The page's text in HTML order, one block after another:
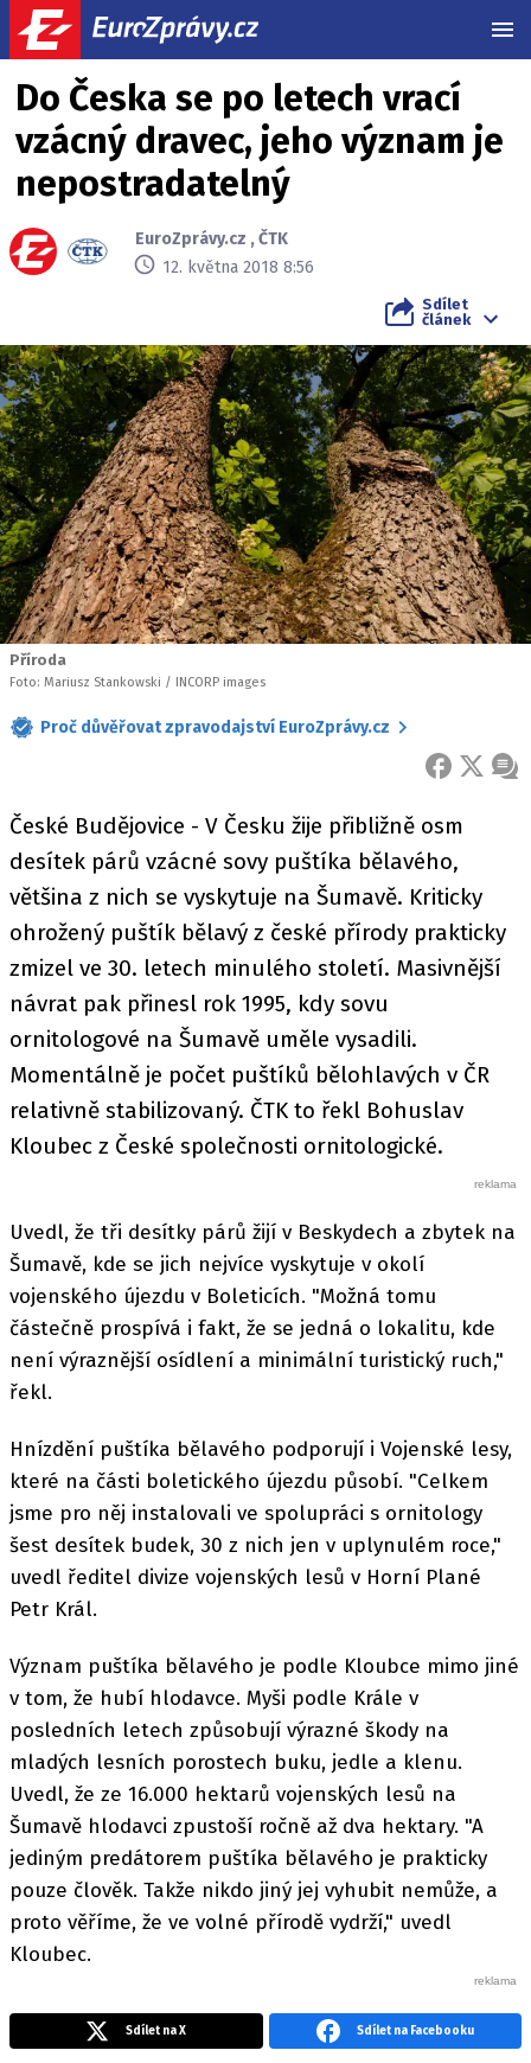
Do Česka se po letech vrací
vzácný dravec, jeho význam je
nepostradatelný
EuroZprávy.cz ,ČTK
12. května 2018 8:56
Sdílet
článek
Příroda
Foto: Mariusz Stankowski / INCORP images
Proč důvěřovat zpravodajství EuroZprávy.cz
FACEBOOK
X
České Budějovice - V Česku žije přibližně osm
desítek párů vzácné sovy puštíka bělavého,
většina z nich se vyskytuje na Šumavě. Kriticky
ohrožený puštík bělavý z české přírody prakticky
zmizel ve 30. letech minulého století. Masivnější
návrat pak přinesl rok 1995, kdy sovu
ornitologové na Šumavě uměle vysadili.
Momentálně je počet puštíků bělohlavých v ČR
relativně stabilizovaný. ČTK to řekl Bohuslav
Kloubec z České společnosti ornitologické.
Uvedl, že tři desítky párů žijí v Beskydech a zbytek na
Šumavě, kde se jich nejvíce vyskytuje v okolí
vojenského újezdu v Boleticích. "Možná tomu
částečně prospívá i fakt, že se jedná o lokalitu, kde
není výraznější osídlení a minimální turistický ruch,"
řekl.
Hnízdění puštíka bělavého podporují i Vojenské lesy,
které na části boletického újezdu působí. "Celkem
jsme pro něj instalovali ve spolupráci s ornitology
šest desítek budek, 30 z nich jen v uplynulém roce,"
uvedl ředitel divize vojenských lesů v Horní Plané
Petr Král.
Význam puštíka bělavého je podle Kloubce mimo jiné
v tom, že hubí hlodavce. Myši podle Krále v
posledních letech způsobují výrazné škody na
mladých lesních porostech buku, jedle a klenu.
Uvedl, že ze 16.000 hektarů vojenských lesů na
Šumavě hlodavci zpustoší ročně až dva hektary. "A
jediným predátorem puštíka bělavého je prakticky
pouze člověk. Takže nikdo jiný jej vyhubit nemůže, a
proto věříme, že ve volné přírodě vydrží," uvedl
Kloubec.
Sdílet na X Sdílet na Facebooku